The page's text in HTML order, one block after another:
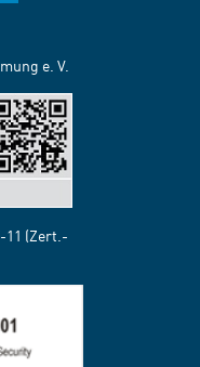
e. V.
11 (Zert.-